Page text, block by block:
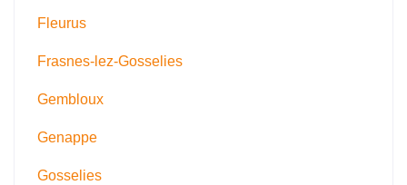
Fleurus
Frasnes-lez-Gosselies
Gembloux
Genappe
Gosselies